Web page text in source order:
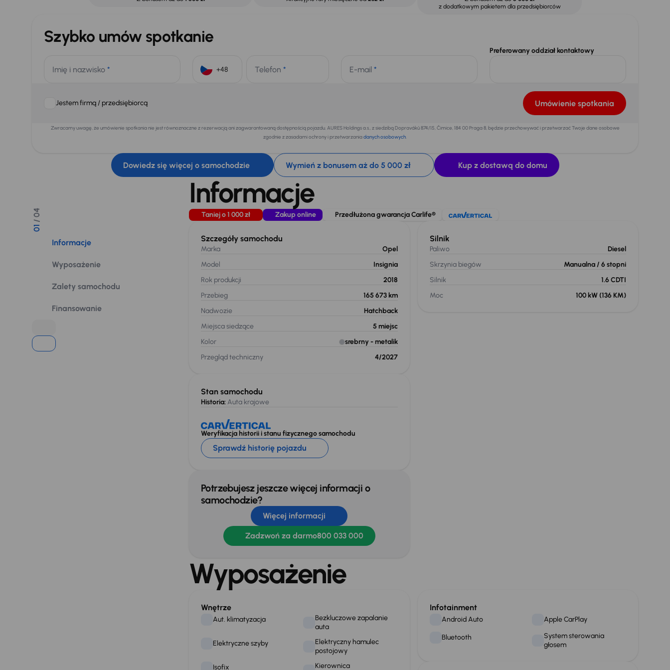
z dodatkowym pakietem dla przedsiębiorców
Szybko umów spotkanie
Imię i nazwisko * Telefon * E-mail *
Preferowany oddział kontaktowy
Jestem firmą / przedsiębiorcą Umówienie spotkania
Zwracamy uwagę, że umówienie spotkania nie jest równoznaczne z rezerwacją ani zagwarantowaną dostępnością pojazdu. AURES Holdings a.s., z siedzibą Dopraváků 874/15, Čimice, 184 00 Praga 8, będzie przechowywać i przetwarzać Twoje dane osobowe
zgodnie z zasadami ochrony i przetwarzaniadanych osobowych.
Dowiedz się więcej o samochodzie Wymień z bonusem aż do 5 000 zł Kup z dostawą do domu
01
/ 04
Informacje
Wyposażenie
Zalety samochodu
Finansowanie
Informacje
Taniej o 1 000 zł Zakup online Przedłużona gwarancja Carlife®
Szczegóły samochodu
Marka
Opel
Model
Insignia
Rok produkcji
2018
Przebieg
165 673 km
Nadwozie
Hatchback
Miejsca siedzące
5 miejsc
Kolor
srebrny - metalik
Przegląd techniczny
4/2027
Stan samochodu
Historia: Auta krajowe
Weryfikacja historii i stanu fizycznego samochodu
Sprawdź historię pojazdu
Potrzebujesz jeszcze więcej informacji o
samochodzie?
Więcej informacji
Zadzwoń za darmo800 033 000
Silnik
Paliwo
Diesel
Skrzynia biegów
Manualna / 6 stopni
Silnik
1.6 CDTI
Moc
100 kW (136 KM)
Wyposażenie
Wnętrze
Aut. klimatyzacja
Bezkluczowe zapalanie
auta
Elektryczne szyby
Elektryczny hamulec
postojowy
Isofix
Kierownica
Infotainment
Android Auto Apple CarPlay
Bluetooth
System sterowania
głosem